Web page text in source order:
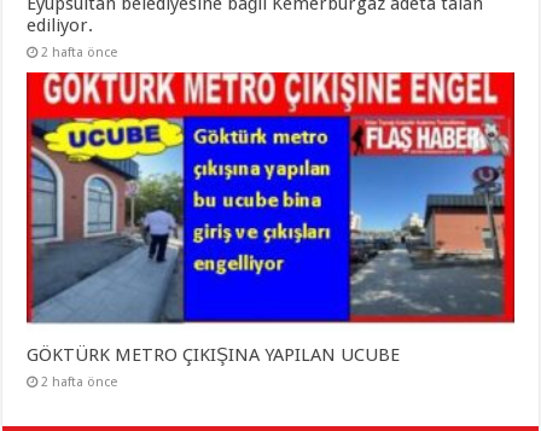
ediliyor.
2 hafta önce
GÖKTÜRK METRO ÇIKIŞINA YAPILAN UCUBE
2 hafta önce